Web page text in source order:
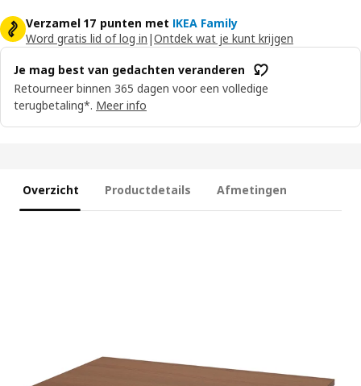
Verzamel 17 punten met IKEA Family
Word gratis lid of log in |Ontdek wat je kunt krijgen
Je mag best van gedachten veranderen
Retourneer binnen 365 dagen voor een volledige
terugbetaling*. Meer info
Overzicht Productdetails Afmetingen